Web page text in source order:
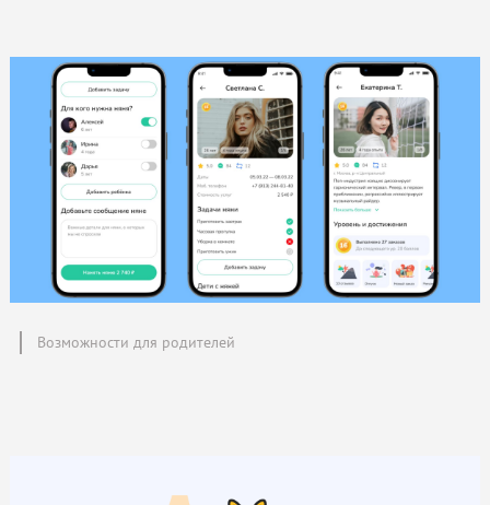
Возможности для родителей